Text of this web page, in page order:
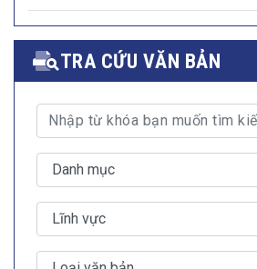
TRA CỨU VĂN BẢN